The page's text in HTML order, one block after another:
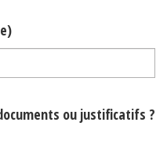
ou justificatifs ?